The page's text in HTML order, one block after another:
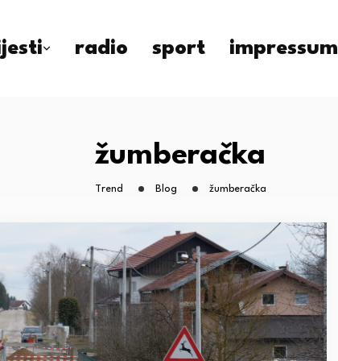
radio sport impressum
žumberačka
Trend Blog žumberačka